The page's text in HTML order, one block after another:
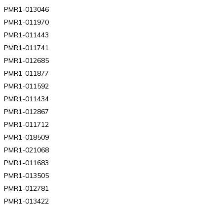
PMR1-013046
PMR1-011970
PMR1-011443
PMR1-011741
PMR1-012685
PMR1-011877
PMR1-011592
PMR1-011434
PMR1-012867
PMR1-011712
PMR1-018509
PMR1-021068
PMR1-011683
PMR1-013505
PMR1-012781
PMR1-013422